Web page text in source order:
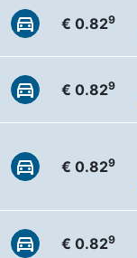
€ 0.829
€ 0.829
€ 0.829
€ 0.829